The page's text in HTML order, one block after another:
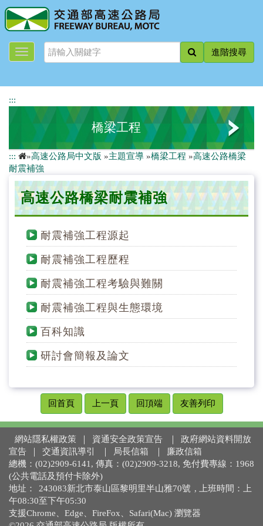
跳
到
主
進階搜尋
:::
橋梁工程
高速公路橋梁耐震補強
::: »高速公路局中文版 »主題宣導 »橋梁工程 »高速公路橋梁
耐震補強
高速公路橋梁耐震補強
耐震補強工程源起
耐震補強工程歷程
耐震補強工程考驗與難關
耐震補強工程與生態環境
百科知識
研討會簡報及論文
回首頁 上一頁 回頂端 友善列印
網站隱私權政策 資通安全政策宣告
政府網站資料開放
宣告
交通資訊導引 局長信箱
廉政信箱
總機：(02)2909-6141, 傳真：(02)2909-3218, 免付費專線：1968
(公共電話及預付卡除外)
地址：
243083新北市泰山區黎明里半山雅70號 , 上班時間：上
午08:30至下午05:30
支援Chrome、Edge、FireFox、Safari(Mac) 瀏覽器